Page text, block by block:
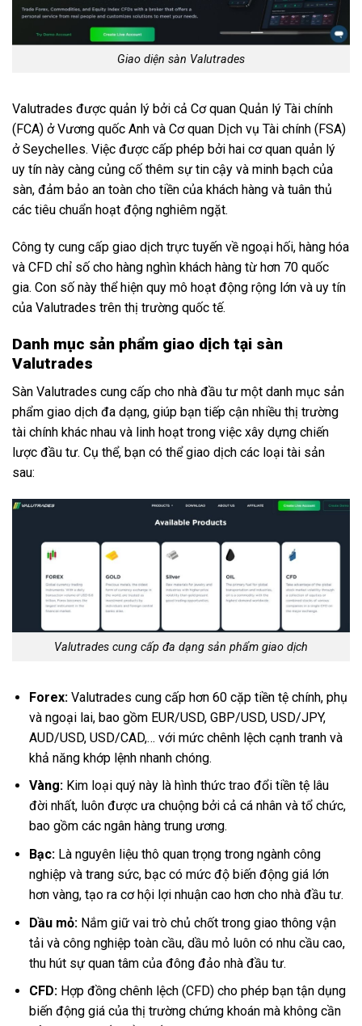
Giao diện sàn Valutrades
Valutrades được quản lý bởi cả Cơ quan Quản lý Tài chính
(FCA) ở Vương quốc Anh và Cơ quan Dịch vụ Tài chính (FSA)
ở Seychelles. Việc được cấp phép bởi hai cơ quan quản lý
uy tín này càng củng cố thêm sự tin cậy và minh bạch của
sàn, đảm bảo an toàn cho tiền của khách hàng và tuân thủ
các tiêu chuẩn hoạt động nghiêm ngặt.
Công ty cung cấp giao dịch trực tuyến về ngoại hối, hàng hóa
và CFD chỉ số cho hàng nghìn khách hàng từ hơn 70 quốc
gia. Con số này thể hiện quy mô hoạt động rộng lớn và uy tín
của Valutrades trên thị trường quốc tế.
Danh mục sản phẩm giao dịch tại sàn
Valutrades
Sàn Valutrades cung cấp cho nhà đầu tư một danh mục sản
phẩm giao dịch đa dạng, giúp bạn tiếp cận nhiều thị trường
tài chính khác nhau và linh hoạt trong việc xây dựng chiến
lược đầu tư. Cụ thể, bạn có thể giao dịch các loại tài sản
sau:
Valutrades cung cấp đa dạng sản phẩm giao dịch
Forex:Valutrades cung cấp hơn 60 cặp tiền tệ chính, phụ
và ngoại lai, bao gồm EUR/USD, GBP/USD, USD/JPY,
AUD/USD, USD/CAD,… với mức chênh lệch cạnh tranh và
khả năng khớp lệnh nhanh chóng.
Vàng:Kim loại quý này là hình thức trao đổi tiền tệ lâu
đời nhất, luôn được ưa chuộng bởi cả cá nhân và tổ chức,
bao gồm các ngân hàng trung ương.
Bạc:Là nguyên liệu thô quan trọng trong ngành công
nghiệp và trang sức, bạc có mức độ biến động giá lớn
hơn vàng, tạo ra cơ hội lợi nhuận cao hơn cho nhà đầu tư.
Dầu mỏ:Nắm giữ vai trò chủ chốt trong giao thông vận
tải và công nghiệp toàn cầu, dầu mỏ luôn có nhu cầu cao,
thu hút sự quan tâm của đông đảo nhà đầu tư.
CFD:Hợp đồng chênh lệch (CFD) cho phép bạn tận dụng
biến động giá của thị trường chứng khoán mà không cần